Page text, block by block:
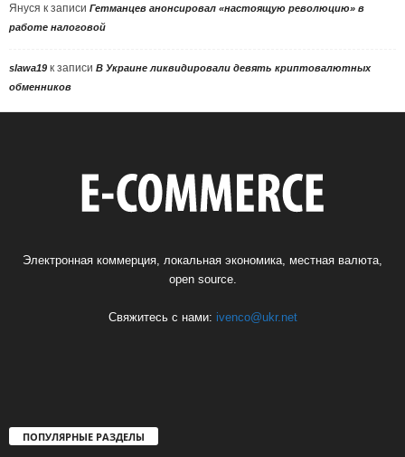
Януся к записи Гетманцев анонсировал «настоящую революцию» в
работе налоговой
slawa19 к записи В Украине ликвидировали девять криптовалютных
обменников
Электронная коммерция, локальная экономика, местная валюта,
open source.
Свяжитесь с нами: ivenco@ukr.net
ПОПУЛЯРНЫЕ РАЗДЕЛЫ